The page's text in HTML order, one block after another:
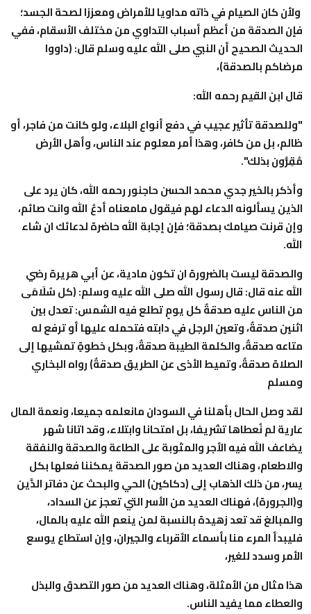
ولأن كان الصيام في ذاته مداويا للأمراض ومعززا لصحة الجسد؛
فإن الصدقة من أعظم أسباب التداوي من مختلف الأسقام، ففي
الحديث الصحيح أن النبي صلى الله عليه وسلم قال: (داووا
مرضاكم بالصدقة)،
قال ابن القيم رحمه الله:
"وللصدقة تأثير عجيب في دفع أنواع البلاء، ولو كانت من فاجر، أو
ظالم، بل من كافر، وهذا أمر معلوم عند الناس، وأهل الأرض
مُقِرُّون بذلك".
وأذكر بالخير جدي محمد الحسن حاجنور رحمه الله، كان يرد على
الذين يسألونه الدعاء لهم فيقول مامعناه أدعُ الله وانت صائم،
وإن قرنت صيامك بصدقة؛ فإن إجابة الله حاضرة لدعائك ان شاء
الله.
والصدقة ليست بالضرورة ان تكون مادية، عن أبي هريرة رضي
الله عنه قال: قال رسول الله صلى الله عليه وسلم: (كل سُلَامَى
من الناس عليه صدقةٌ كل يومٍ تطلع فيه الشمس: تعدل بين
اثنين صدقةٌ، وتعين الرجل في دابته فتحمله عليها أو ترفع له
متاعه صدقةٌ، والكلمة الطيبة صدقةٌ، وبكل خطوةٍ تمشيها إلى
الصلاة صدقةٌ، وتميط الأذى عن الطريق صدقةٌ) رواه البخاري
ومسلم
لقد وصل الحال بأهلنا في السودان مانعلمه جميعا، ونعمة المال
عارية لم نُعطاها تشريفا، بل امتحانا وابتلاء، وقد اتانا شهر
يضاعف الله فيه الأجر والمثوبة على الطاعة والصدقة والنفقة
والاطعام، وهناك العديد من صور الصدقة يمكننا فعلها بكل
يسر، من ذلك الذهاب إلى (دكاكين) الحي والبحث عن دفاتر الدَّين
و(الجرورة)، فهناك العديد من الأسر التي تعجز عن السداد،
والمبالغ قد تعد زهيدة بالنسبة لمن ينعم الله عليه بالمال،
فليبدأ المرء منا بأسماء الأقرباء والجيران، وإن استطاع يوسع
الأمر وسدد للغير،
هذا مثال من الأمثلة، وهناك العديد من صور التصدق والبذل
والعطاء مما يفيد الناس.